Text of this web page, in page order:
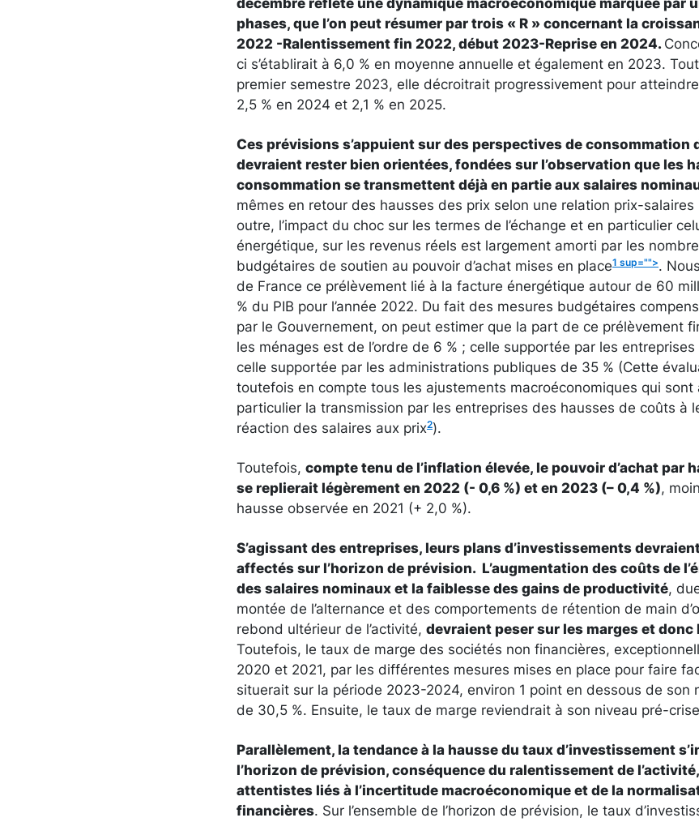
phases, que l’on peut résumer par trois « R » concernant la
2022 -Ralentissement fin 2022, début 2023-Reprise en 2024.
ci s’établirait à 6,0 % en moyenne annuelle et également en 2023.
premier semestre 2023, elle décroitrait progressivement pour
2,5 % en 2024 et 2,1 % en 2025.
Ces prévisions s’appuient sur des perspectives de consommation
devraient rester bien orientées, fondées sur l’observation que les
consommation setransmettent déjà en partie aux salaires
mêmes en retour des hausses des prix selon une relation prix-salaires
outre, l’impact du choc sur les termes de l’échange et en particulier
énergétique, sur les revenus réels est largement amorti par les
budgétaires de soutien au pouvoir d’achat mises en place1 sup="">.
de France ce prélèvement lié à la facture énergétique autour de 60
% du PIB pour l’année 2022. Du fait des mesures budgétaires
par le Gouvernement, on peut estimer que la part de ce prélèvement
les ménages est de l’ordre de 6 % ; celle supportée par les
celle supportée par les administrations publiques de 35 % (Cette
toutefois en compte tous les ajustements macroéconomiques qui sont
particulier la transmission par les entreprises des hausses de coûts à
réaction des salaires aux prix2).
Toutefois, compte tenu de l’inflation élevée, le pouvoir d’achat par
se replierait légèrement en 2022 (- 0,6 %) et en 2023 (– 0,4 %),
hausse observée en 2021 (+ 2,0 %).
S’agissant des entreprises, leurs plans d’investissements
affectés sur l’horizon de prévision. L’augmentation des coûts de
des salaires nominaux et la faiblesse des gains de productivité,
montée de l’alternance et des comportements de rétention de main
rebond ultérieur de l’activité, devraient peser sur les margeset donc
Toutefois, le taux de marge des sociétés non financières,
2020 et 2021, par les différentes mesures mises en place pour faire
situerait sur la période 2023-2024, environ 1 point en dessous de son
de 30,5 %. Ensuite, le taux de marge reviendrait à son niveau pré-
Parallèlement, la tendance à la hausse du taux d’investissement
l’horizon de prévision, conséquence du ralentissement de
attentistes liés à l’incertitude macroéconomique et de la
financières. Sur l’ensemble de l’horizon de prévision, le taux